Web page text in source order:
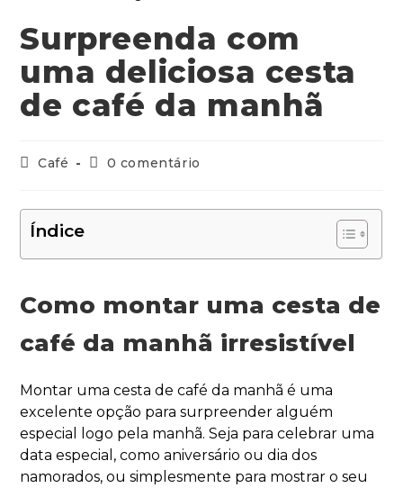
Surpreenda com
uma deliciosa cesta
de café da manhã
Café 0 comentário
Índice
Como montar uma cesta de
café da manhã irresistível
Montar uma cesta de café da manhã é uma
excelente opção para surpreender alguém
especial logo pela manhã. Seja para celebrar uma
data especial, como aniversário ou dia dos
namorados, ou simplesmente para mostrar o seu